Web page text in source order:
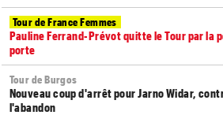
Tour de France Femmes
Pauline Ferrand-Prévot quitte le Tour par la
porte
Tour de Burgos
Nouveau coup d'arrêt pour Jarno Widar,
l'abandon